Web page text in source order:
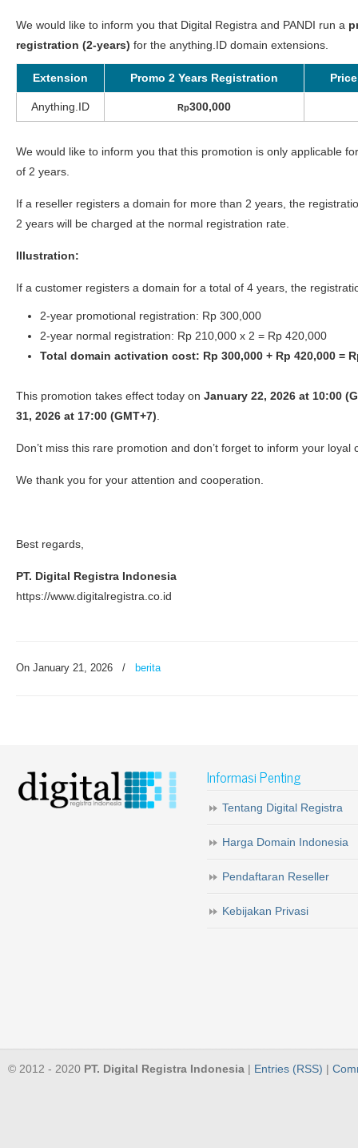
We would like to inform you that Digital Registra and PANDI run a
registration (2-years) for the anything.ID domain extensions.
Extension Promo 2 Years Registration
Anything.ID Rp300,000
We would like to inform you that this promotion is only applicable
of 2 years.
If a reseller registers a domain for more than 2 years, the
2 years will be charged at the normal registration rate.
Illustration:
If a customer registers a domain for a total of 4 years, the
2-year promotional registration: Rp 300,000
2-year normal registration: Rp 210,000 x 2 = Rp 420,000
Total domain activation cost: Rp 300,000 + Rp 420,000 =
This promotion takes effect today on January 22, 2026 at 10:00
31, 2026 at 17:00 (GMT+7)
Don’t miss this rare promotion and don’t forget to inform your
We thank you for your attention and cooperation.
Best regards,
PT. Digital Registra Indonesia
https://www.digitalregistra.co.id
On January 21, 2026 / berita
Informasi Penting
Tentang Digital Registra
Harga Domain Indonesia
Pendaftaran Reseller
Kebijakan Privasi
© 2012 - 2020 PT. Digital Registra Indonesia | Entries (RSS) |